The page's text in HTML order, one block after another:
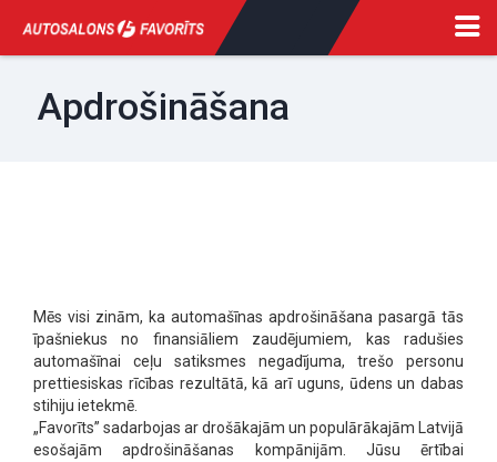
Apdrošināšana
Mēs visi zinām, ka automašīnas apdrošināšana pasargā tās
īpašniekus no finansiāliem zaudējumiem, kas radušies
automašīnai ceļu satiksmes negadījuma, trešo personu
prettiesiskas rīcības rezultātā, kā arī uguns, ūdens un dabas
stihiju ietekmē.
„Favorīts” sadarbojas ar drošākajām un populārākajām Latvijā
esošajām apdrošināšanas kompānijām. Jūsu ērtībai